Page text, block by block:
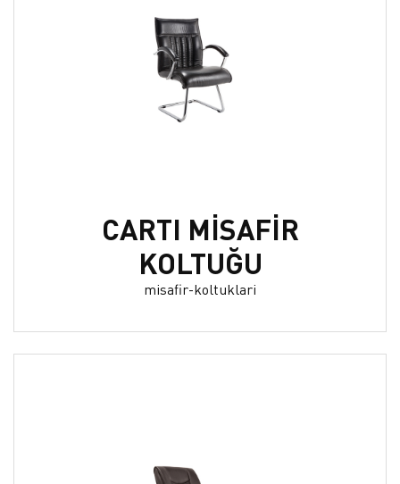
CARTI MİSAFİR
KOLTUĞU
misafir-koltuklari